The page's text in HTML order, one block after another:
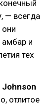
— всегда
амбар и
тех
Johnson
отлитое